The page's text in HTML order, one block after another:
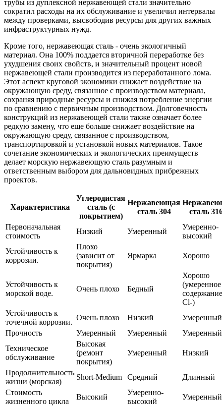
трубы из дуплексной нержавеющей стали значительно
сократил расходы на их обслуживание и увеличил интервалы
между проверками, высвободив ресурсы для других важных
инфраструктурных нужд.
Кроме того, нержавеющая сталь - очень экологичный
материал. Она 100% поддается вторичной переработке без
ухудшения своих свойств, и значительный процент новой
нержавеющей стали производится из переработанного лома.
Этот аспект круговой экономики снижает воздействие на
окружающую среду, связанное с производством материала,
сохраняя природные ресурсы и снижая потребление энергии
по сравнению с первичным производством. Долговечность
конструкций из нержавеющей стали также означает более
редкую замену, что еще больше снижает воздействие на
окружающую среду, связанное с производством,
транспортировкой и установкой новых материалов. Такое
сочетание экономических и экологических преимуществ
делает морскую нержавеющую сталь разумным и
ответственным выбором для дальновидных прибрежных
проектов.
Характеристика
Углеродистая
сталь (с
покрытием)
Нержавеющая
сталь 304
сталь
Первоначальная
стоимость
Низкий Умеренный
Умеренно-
высокий
Устойчивость к
коррозии.
Плохо
(зависит от
покрытия)
Ярмарка Хорошо
Устойчивость к
морской воде.
Очень плохо Бедный
Хорошо
(умеренное
содержание
Cl-)
Устойчивость к
точечной коррозии.
Очень плохо Низкий
Умеренный
Прочность
Умеренный Умеренный
Умеренный
Техническое
обслуживание
Высокая
(ремонт
покрытия)
Умеренный Низкий
Продолжительность
жизни (морская)
Short-Medium Средний
Длинный
Стоимость
жизненного цикла
Высокий
Умеренно-
высокий
Умеренный